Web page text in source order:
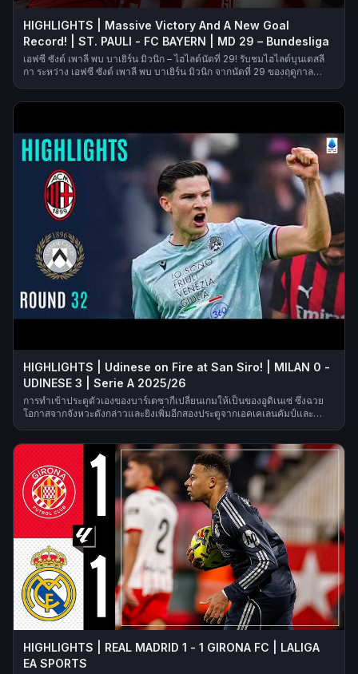
HIGHLIGHTS | Massive Victory And A New Goal
Record! | ST. PAULI - FC BAYERN | MD 29 – Bundesliga
เอฟซี ซังต์ เพาลี พบ บาเยิร์น มิวนิก – ไฮไลต์นัดที่ 29! รับชมไฮไลต์บุนเดสลี
กา ระหว่าง เอฟซี ซังต์ เพาลี พบ บาเยิร์น มิวนิก จากนัดที่ 29 ของฤดูกาล
HIGHLIGHTS | Udinese on Fire at San Siro! | MILAN 0 -
UDINESE 3 | Serie A 2025/26
การทำเข้าประตูตัวเองของบาร์เตซากีเปลี่ยนเกมให้เป็นของอูดิเนเซ่ ซึ่งฉวย
โอกาสจากจังหวะดังกล่าวและยิงเพิ่มอีกสองประตูจากเอคเคเลนคัมป์และ
HIGHLIGHTS | REAL MADRID 1 - 1 GIRONA FC | LALIGA
EA SPORTS